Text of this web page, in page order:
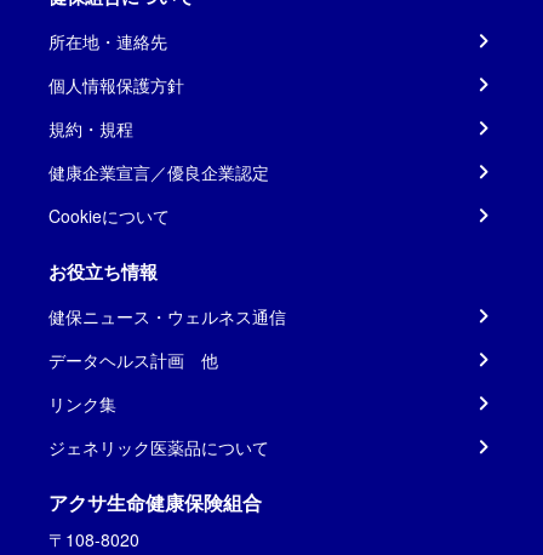
所在地・連絡先
個人情報保護方針
規約・規程
健康企業宣言／優良企業認定
Cookieについて
お役立ち情報
健保ニュース・ウェルネス通信
データヘルス計画 他
リンク集
ジェネリック医薬品について
アクサ生命健康保険組合
〒108-8020